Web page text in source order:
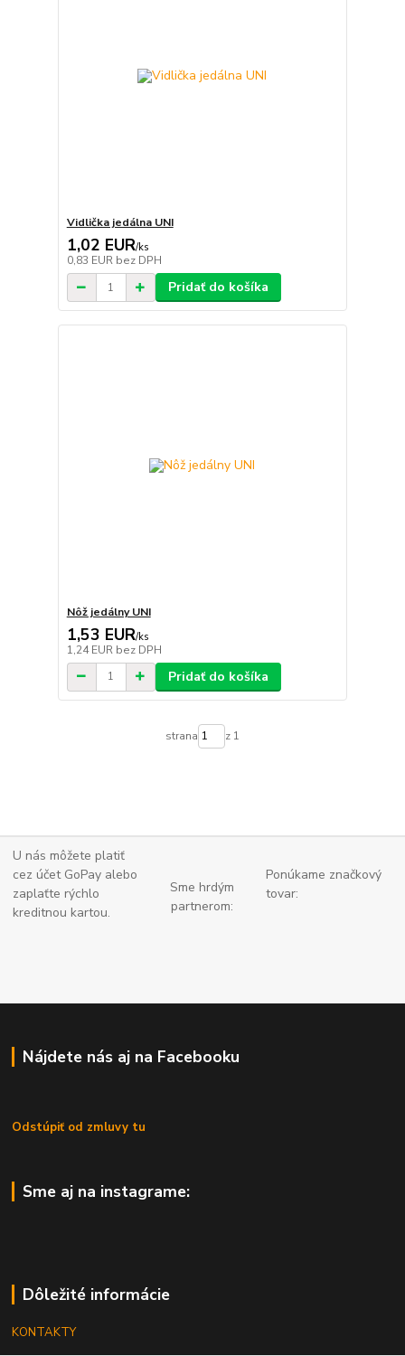
Vidlička jedálna UNI
1,02 EUR/ks
0,83 EUR bez DPH
Pridať do košíka
Nôž jedálny UNI
1,53 EUR/ks
1,24 EUR bez DPH
Pridať do košíka
strana z 1
U nás môžete platiť
cez účet GoPay alebo
zaplaťte rýchlo
kreditnou kartou.
Sme hrdým
partnerom:
Ponúkame značkový
tovar:
Nájdete nás aj na Facebooku
Odstúpiť od zmluvy tu
Sme aj na instagrame:
Dôležité informácie
KONTAKTY